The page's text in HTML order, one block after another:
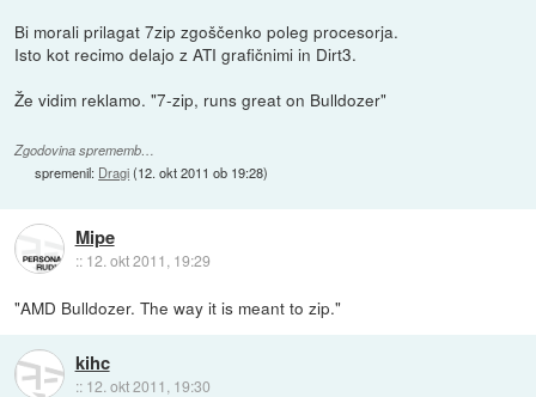
Bi morali prilagat 7zip zgoščenko poleg procesorja.
Isto kot recimo delajo z ATI grafičnimi in Dirt3.
Že vidim reklamo. "7-zip, runs great on Bulldozer"
Zgodovina sprememb…
spremenil: Dragi(12. okt 2011 ob 19:28)
Mipe
:: 12. okt 2011, 19:29
"AMD Bulldozer. The way it is meant to zip."
kihc
:: 12. okt 2011, 19:30